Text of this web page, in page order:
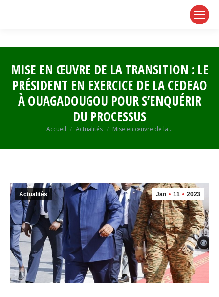
MISE EN ŒUVRE DE LA TRANSITION : LE
PRÉSIDENT EN EXERCICE DE LA CEDEAO
À OUAGADOUGOU POUR S’ENQUÉRIR
DU PROCESSUS
Vous êtes ici :
Accueil Actualités Mise en œuvre de la…
Jan 11 2023
Actualités